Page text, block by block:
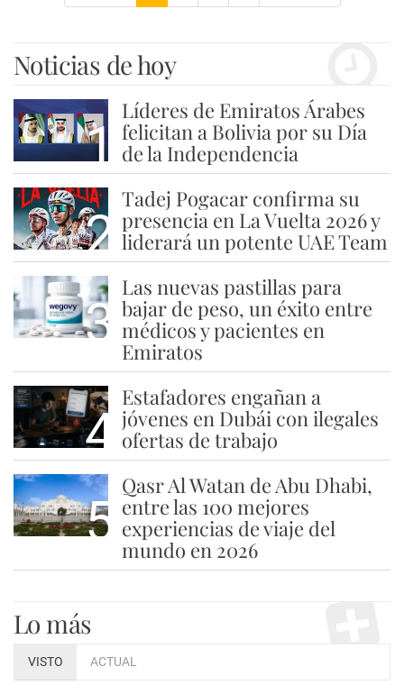
Noticias de hoy
1
Líderes de Emiratos Árabes
felicitan a Bolivia por su Día
de la Independencia
2
Tadej Pogacar confirma su
presencia en La Vuelta 2026 y
liderará un potente UAE Team
3
Las nuevas pastillas para
bajar de peso, un éxito entre
médicos y pacientes en
Emiratos
4
Estafadores engañan a
jóvenes en Dubái con ilegales
ofertas de trabajo
5
Qasr Al Watan de Abu Dhabi,
entre las 100 mejores
experiencias de viaje del
mundo en 2026
Lo más
VISTO ACTUAL